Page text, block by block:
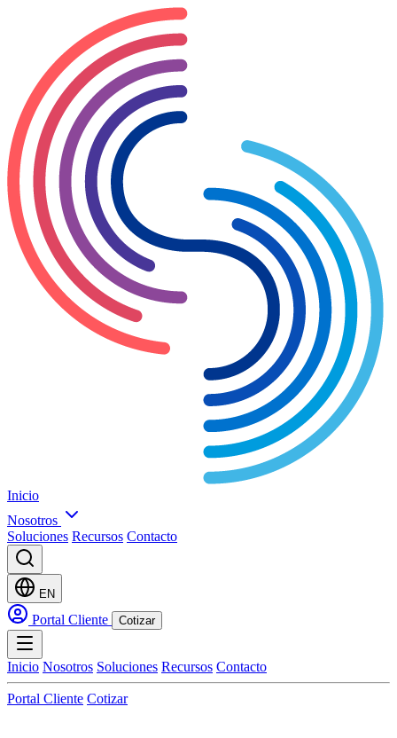
Inicio
Nosotros
Soluciones Recursos Contacto
EN
Portal Cliente Cotizar
Inicio Nosotros Soluciones Recursos Contacto
Portal Cliente Cotizar